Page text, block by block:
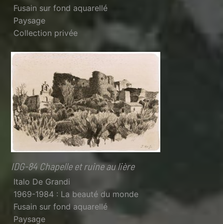
Fusain sur fond aquarellé
Paysage
Collection privée
IDG-84 Chapelle et ruine au lière
Italo De Grandi
1969-1984 : La beauté du monde
Fusain sur fond aquarellé
Paysage